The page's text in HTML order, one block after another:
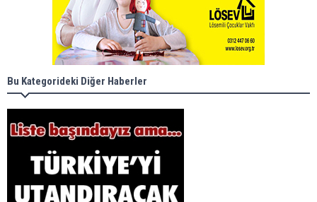
Bu Kategorideki Diğer Haberler